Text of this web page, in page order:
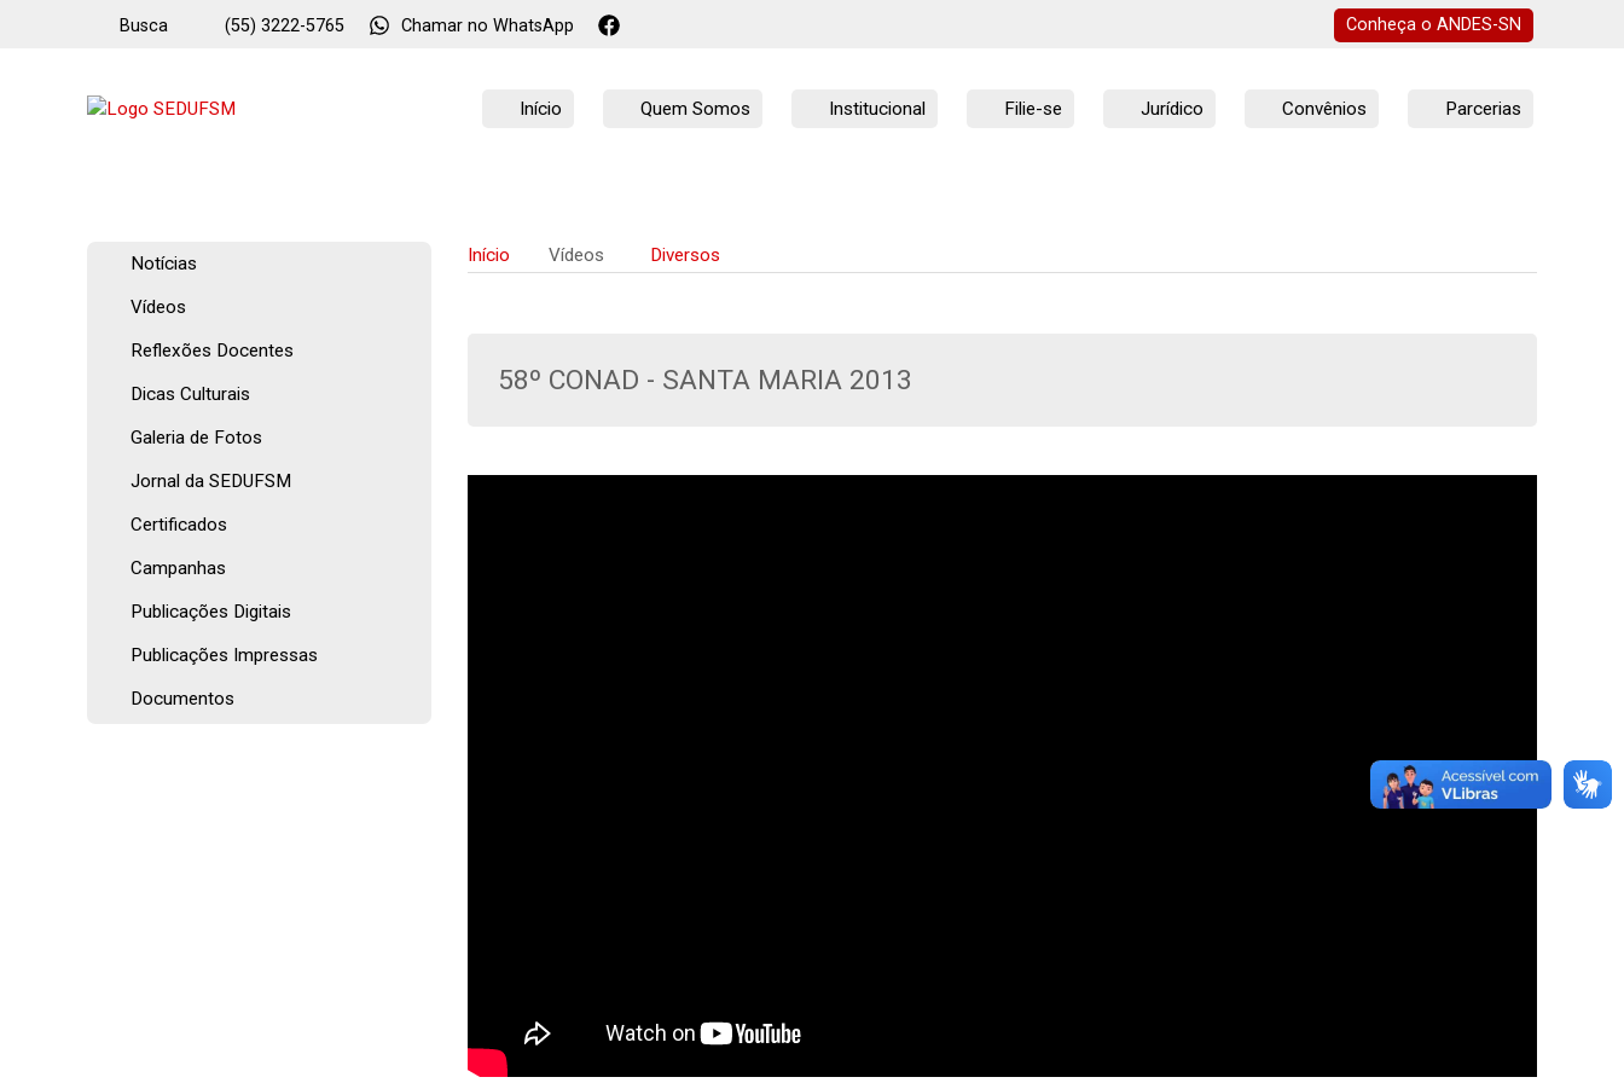
Busca (55) 3222-5765 Chamar no WhatsApp Conheça o ANDES-SN
Início Quem Somos Institucional Filie-se Jurídico Convênios Parcerias
Notícias
Vídeos
Reflexões Docentes
Dicas Culturais
Galeria de Fotos
Jornal da SEDUFSM
Certificados
Campanhas
Publicações Digitais
Publicações Impressas
Documentos
Início Vídeos Diversos
58º CONAD - SANTA MARIA 2013